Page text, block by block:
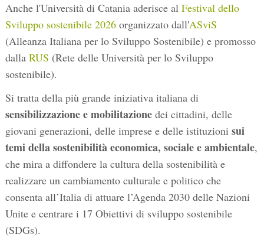
Anche l'Università di Catania aderisce al Festival dello
Sviluppo sostenibile 2026organizzato dall'ASviS
(Alleanza Italiana per lo Sviluppo Sostenibile) e promosso
dalla RUS (Rete delle Università per lo Sviluppo
sostenibile).
Si tratta della più grande iniziativa italiana di
sensibilizzazione e mobilitazionedei cittadini, delle
giovani generazioni, delle imprese e delle istituzioni sui
temi della sostenibilità economica, sociale e ambientale,
che mira a diffondere la cultura della sostenibilità e
realizzare un cambiamento culturale e politico che
consenta all’Italia di attuare l’Agenda 2030 delle Nazioni
Unite e centrare i 17 Obiettivi di sviluppo sostenibile
(SDGs).